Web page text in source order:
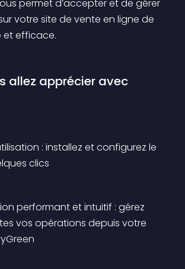
permet d’accepter et de gérer
votre site de vente en ligne de
et efficace.
allez apprécier avec
: installez et configurez le
clics
performant et intuitif : gérez
vos opérations depuis votre